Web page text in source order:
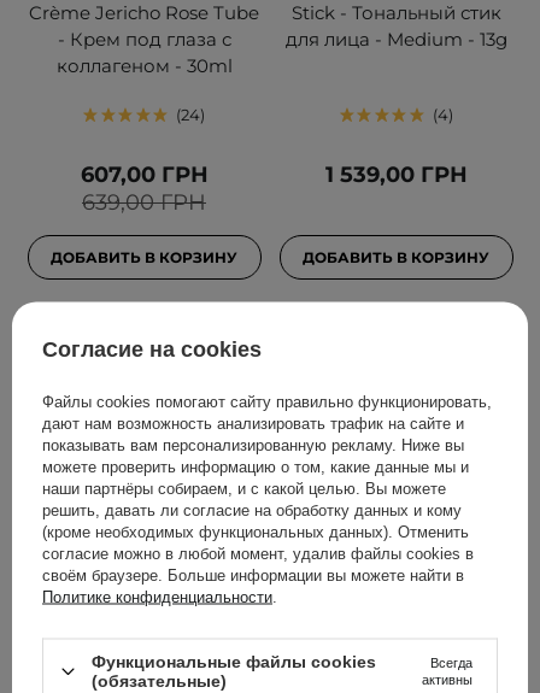
Crème Jericho Rose Tube
- Крем под глаза с
коллагеном - 30ml
24
639,00 ГРН
607,00 ГРН
ДОБАВИТЬ В КОРЗИНУ
Stick - Тональный стик
для лица - Medium - 13g
4
1 539,00 ГРН
ДОБАВИТЬ В КОРЗИНУ
ВЫБОР КОСМЕТОЛОГА
SkinTra - Let Your Skin
Drink Up -
пребиотиками -
Бутылка 50ml
ВЫБОР КОСМЕТОЛОГА
SKIN1004 - Madagascar
центеллой - 30ml
Согласие на cookies
Файлы cookies помогают сайту правильно функционировать,
дают нам возможность анализировать трафик на сайте и
показывать вам персонализированную рекламу. Ниже вы
можете проверить информацию о том, какие данные мы и
наши партнёры собираем, и с какой целью. Вы можете
решить, давать ли согласие на обработку данных и кому
(кроме необходимых функциональных данных). Отменить
согласие можно в любой момент, удалив файлы cookies в
своём браузере. Больше информации вы можете найти в
Политике конфиденциальности
Функциональные файлы cookies
(обязательные)
Всегда
активны